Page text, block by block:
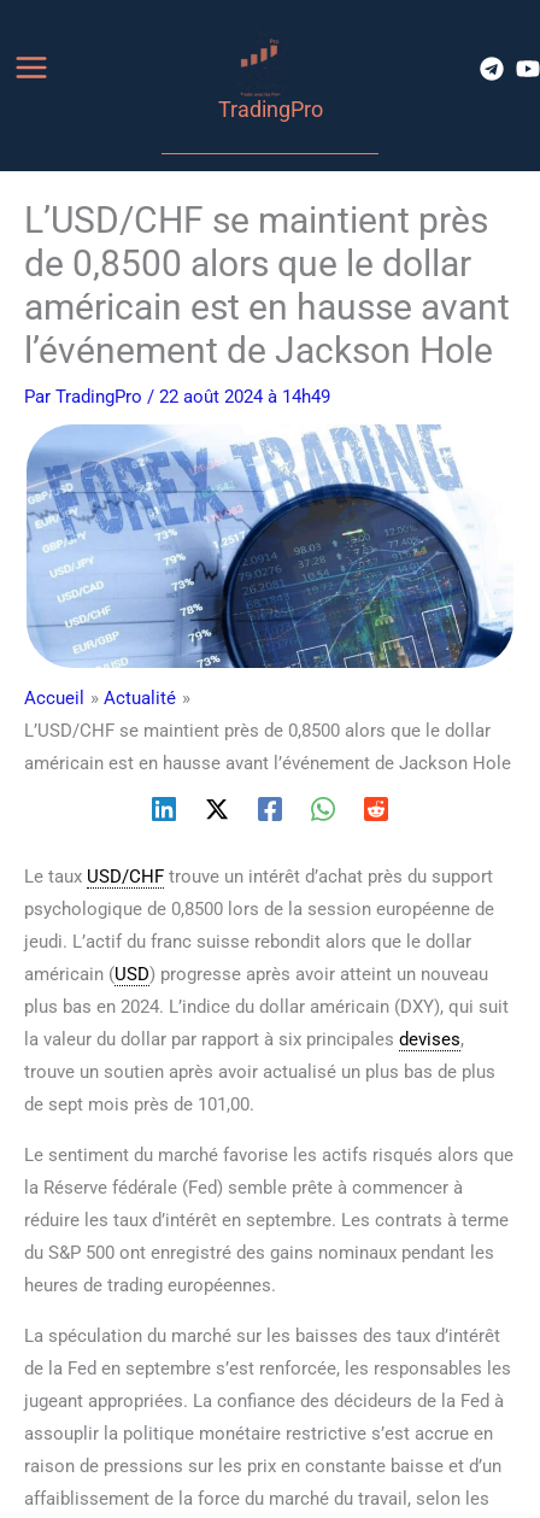
contenu
TradingPro
L’USD/CHF se maintient près
de 0,8500 alors que le dollar
américain est en hausse avant
l’événement de Jackson Hole
Par TradingPro / 22 août 2024 à 14h49
Accueil
Actualité
L’USD/CHF se maintient près de 0,8500 alors que le dollar
américain est en hausse avant l’événement de Jackson Hole
Le taux USD/CHF trouve un intérêt d’achat près du support
psychologique de 0,8500 lors de la session européenne de
jeudi. L’actif du franc suisse rebondit alors que le dollar
américain (USD) progresse après avoir atteint un nouveau
plus bas en 2024. L’indice du dollar américain (DXY), qui suit
la valeur du dollar par rapport à six principales devises,
trouve un soutien après avoir actualisé un plus bas de plus
de sept mois près de 101,00.
Le sentiment du marché favorise les actifs risqués alors que
la Réserve fédérale (Fed) semble prête à commencer à
réduire les taux d’intérêt en septembre. Les contrats à terme
du S&P 500 ont enregistré des gains nominaux pendant les
heures de trading européennes.
La spéculation du marché sur les baisses des taux d’intérêt
de la Fed en septembre s’est renforcée, les responsables les
jugeant appropriées. La confiance des décideurs de la Fed à
assouplir la politique monétaire restrictive s’est accrue en
raison de pressions sur les prix en constante baisse et d’un
affaiblissement de la force du marché du travail, selon les